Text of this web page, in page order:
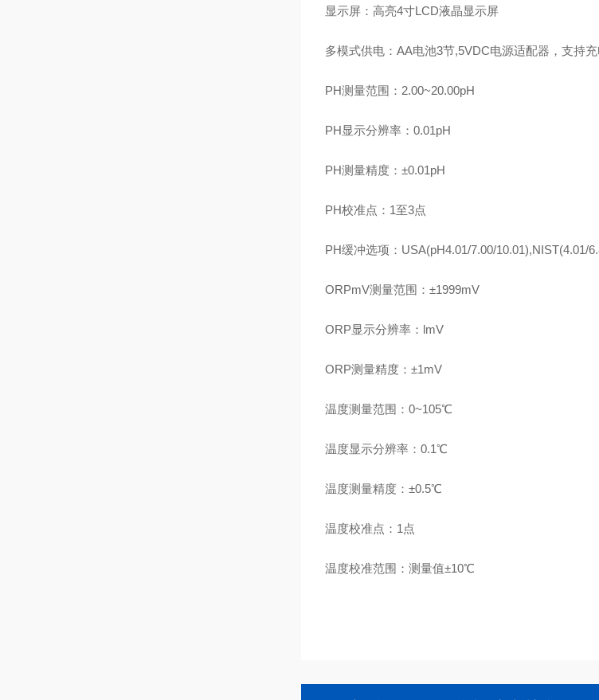
显示屏：高亮4寸LCD液晶显示屏
多模式供电：AA电池3节,5VDC电源适配器，支持
PH测量范围：2.00~20.00pH
PH显示分辨率：0.01pH
PH测量精度：±0.01pH
PH校准点：1至3点
PH缓冲选项：USA(pH4.01/7.00/10.01),NIST(4.01/
ORPmV测量范围：±1999mV
ORP显示分辨率：lmV
ORP测量精度：±1mV
温度测量范围：0~105℃
温度显示分辨率：0.1℃
温度测量精度：±0.5℃
温度校准点：1点
温度校准范围：测量值±10℃